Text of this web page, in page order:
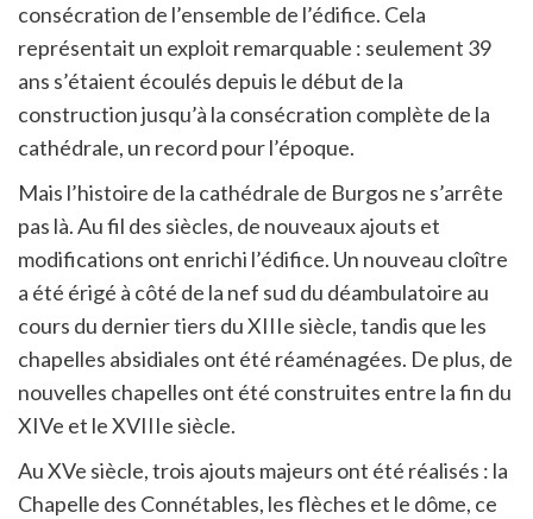
consécration de l’ensemble de l’édifice. Cela
représentait un exploit remarquable : seulement 39
ans s’étaient écoulés depuis le début de la
construction jusqu’à la consécration complète de la
cathédrale, un record pour l’époque.
Mais l’histoire de la cathédrale de Burgos ne s’arrête
pas là. Au fil des siècles, de nouveaux ajouts et
modifications ont enrichi l’édifice. Un nouveau cloître
a été érigé à côté de la nef sud du déambulatoire au
cours du dernier tiers du XIIIe siècle, tandis que les
chapelles absidiales ont été réaménagées. De plus, de
nouvelles chapelles ont été construites entre la fin du
XIVe et le XVIIIe siècle.
Au XVe siècle, trois ajouts majeurs ont été réalisés : la
Chapelle des Connétables, les flèches et le dôme, ce